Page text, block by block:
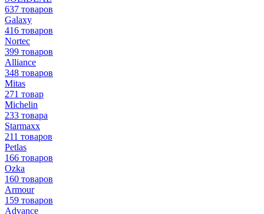
637 товаров
Galaxy
416 товаров
Nortec
399 товаров
Alliance
348 товаров
Mitas
271 товар
Michelin
233 товара
Starmaxx
211 товаров
Petlas
166 товаров
Ozka
160 товаров
Armour
159 товаров
Advance